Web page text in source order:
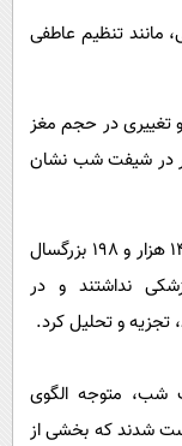
مانند تنظیم عاطفی
تغییری در حجم مغز
در شیفت شب نشان
این مطالعه داده‌های MRI و سلامت بلندمدت ۱۴ هزار و ۱۹۸ بزرگسال
نداشتند و در
و ۱۲۲ کارگر شیفت شب، متوجه الگوی
شدند که بخشی از